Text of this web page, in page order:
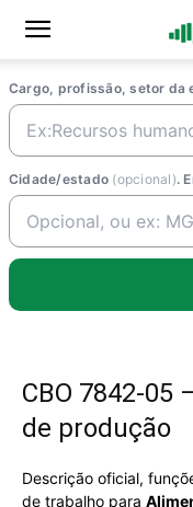
Cargo, profissão, setor da
Cidade/estado (opcional).
CBO 7842-
de produção
Descrição oficial,
de trabalho para